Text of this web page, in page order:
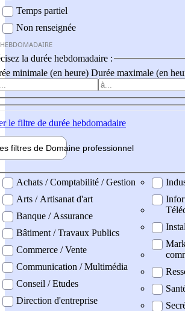
Temps partiel
Non renseignée
la durée hebdomadaire :
minimale (en heure) Durée maximale (en
le filtre de durée hebdomadaire
filtres de Domaine professionnel
professionel
Achats / Comptabilité / Gestion
Arts / Artisanat d'art
Banque / Assurance
Bâtiment / Travaux Publics
Commerce / Vente
Communication / Multimédia
Conseil / Etudes
Direction d'entreprise